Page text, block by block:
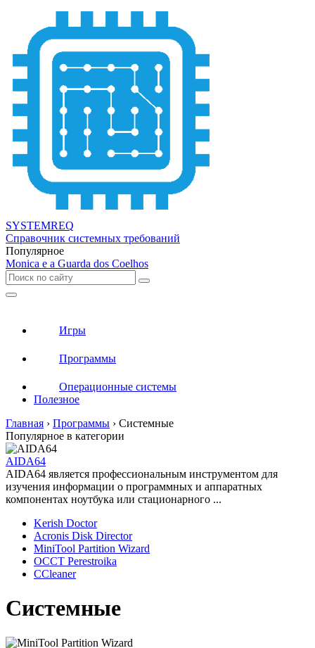
SYSTEMREQ
Справочник системных требований
Популярное
Monica e a Guarda dos Coelhos
Игры
Программы
Операционные системы
Полезное
Главная › Программы › Системные
Популярное в категории
AIDA64
АIDA64 является профессиональным инструментом для
изучения информации о программных и аппаратных
компонентах ноутбука или стационарного ...
Kerish Doctor
Acronis Disk Director
MiniTool Partition Wizard
OCCT Perestroika
CCleaner
Системные